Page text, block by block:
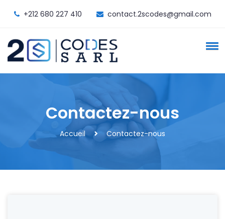
+212 680 227 410 contact.2scodes@gmail.com
Contactez-nous
Accueil Contactez-nous